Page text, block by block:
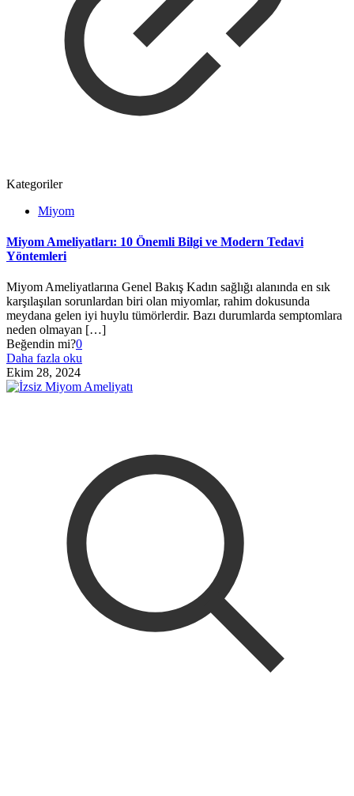
Kategoriler
Miyom
Miyom Ameliyatları: 10 Önemli Bilgi ve Modern Tedavi
Yöntemleri
Miyom Ameliyatlarına Genel Bakış Kadın sağlığı alanında en sık
karşılaşılan sorunlardan biri olan miyomlar, rahim dokusunda
meydana gelen iyi huylu tümörlerdir. Bazı durumlarda semptomlara
neden olmayan […]
Beğendin mi?0
Daha fazla oku
Ekim 28, 2024